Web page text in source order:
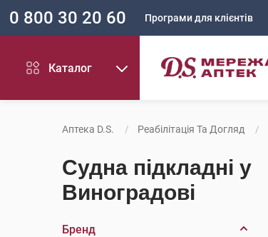
0 800 30 20 60 Програми для клієнтів
Каталог
Аптека D.S. Реабілітація Та Догляд
Судна підкладні у
Виноградові
Бренд